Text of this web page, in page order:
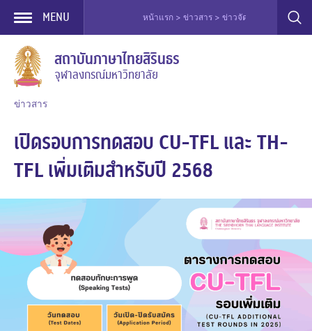
Skip
content
MENU หน้าแรก > ข่าวสาร > ข่าวจัดทดสอบ > เปิดรอบ
สถาบันภาษาไทยสิรินธร
จุฬาลงกรณ์มหาวิทยาลัย
ข่าวสาร
เปิดรอบการทดสอบ CU-TFL และ TH-
TFL เพิ่มเติมสำหรับปี 2568